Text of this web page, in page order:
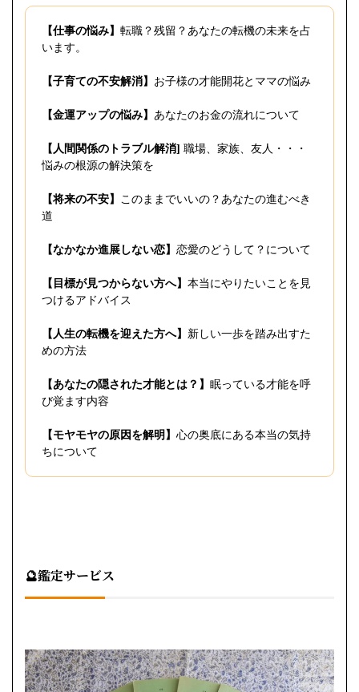
【仕事の悩み】 転職？残留？あなたの転機の未来を占
います。
【子育ての不安解消】 お子様の才能開花とママの悩み
【金運アップの悩み】 あなたのお金の流れについて
【人間関係のトラブル解消] 職場、家族、友人・・・
悩みの根源の解決策を
【将来の不安】
このままでいいの？あなたの進むべき
道
【なかなか進展しない恋】 恋愛のどうして？について
【目標が見つからない方へ】 本当にやりたいことを見
つけるアドバイス
【人生の転機を迎えた方へ】 新しい一歩を踏み出すた
めの方法
【あなたの隠された才能とは？】 眠っている才能を呼
び覚ます内容
【モヤモヤの原因を解明】 心の奥底にある本当の気持
ちについて
🔮鑑定サービス